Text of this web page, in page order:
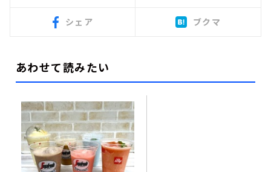
シェア ブクマ
あわせて読みたい